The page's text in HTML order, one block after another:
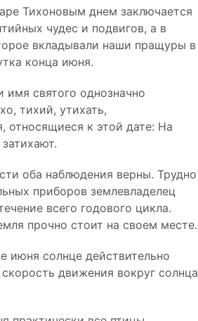
Тихоновым днем заключается
чудес и подвигов, а в
вкладывали наши пращуры в
конца июня.
имя святого однозначно
тихий, утихать,
относящиеся к этой дате: На
оба наблюдения верны. Трудно
приборов землевладелец
всего годового цикла.
прочно стоит на своем месте.
июня солнце действительно
движения вокруг солнца